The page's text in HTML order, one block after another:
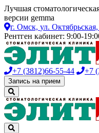
Лучшая
версии gemma
г. Омск, ул.
Рентген кабинет: 9:00-
+7 (3812)66-55-44 +7
Запись на прием